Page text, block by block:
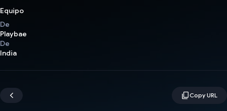
Equipo
De
Playbae
De
India